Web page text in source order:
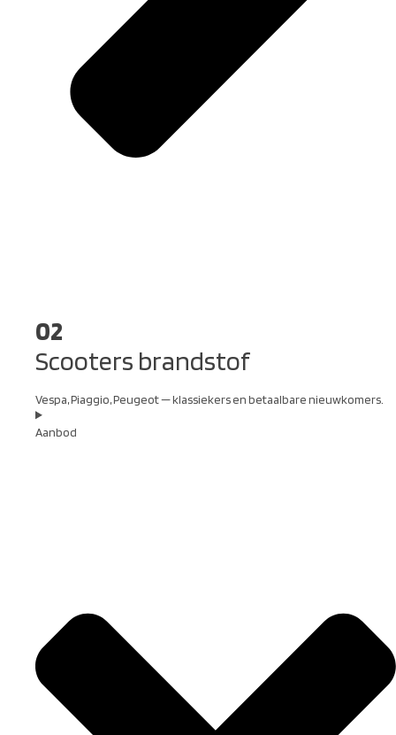
02
Scooters brandstof
Vespa, Piaggio, Peugeot — klassiekers en betaalbare nieuwkomers.
Aanbod